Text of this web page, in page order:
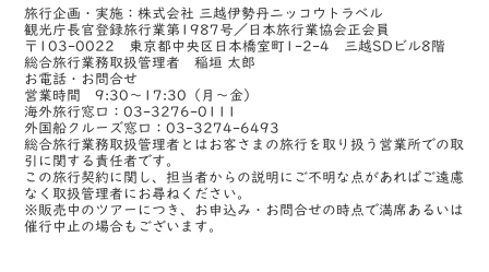
旅行企画・実施：株式会社 三越伊勢丹ニッコウトラベル
観光庁長官登録旅行業第1987号／日本旅行業協会正会員
〒103-0022 東京都中央区日本橋室町1-2-4 三越SDビル8階
総合旅行業務取扱管理者 稲垣 太郎
お電話・お問合せ
営業時間 9:30～17:30（月～金）
海外旅行窓口：03-3276-0111
外国船クルーズ窓口：03-3274-6493
総合旅行業務取扱管理者とはお客さまの旅行を取り扱う営業所での取
引に関する責任者です。
この旅行契約に関し、担当者からの説明にご不明な点があればご遠慮
なく取扱管理者にお尋ねください。
※販売中のツアーにつき、お申込み・お問合せの時点で満席あるいは
催行中止の場合もございます。